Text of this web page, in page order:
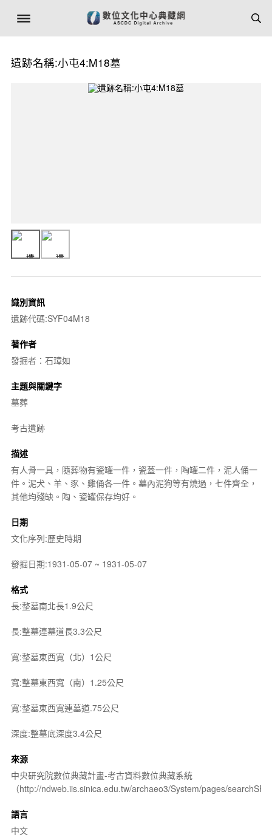
遺跡名稱:小屯4:M18墓
識別資訊
遺跡代碼:SYF04M18
著作者
發掘者：石璋如
主題與關鍵字
墓葬
考古遺跡
描述
有人骨一具，隨葬物有瓷罐一件，瓷蓋一件，陶罐二件，泥人俑一
件。泥犬、羊、豕、雞俑各一件。墓內泥狗等有燒過，七件齊全，
其他均殘缺。陶、瓷罐保存均好。
日期
文化序列:歷史時期
發掘日期:1931-05-07 ~ 1931-05-07
格式
長:整墓南北長1.9公尺
長:整墓連墓道長3.3公尺
寬:整墓東西寬（北）1公尺
寬:整墓東西寬（南）1.25公尺
寬:整墓東西寬連墓道.75公尺
深度:整墓底深度3.4公尺
來源
中央研究院數位典藏計畫-考古資料數位典藏系統
（http://ndweb.iis.sinica.edu.tw/archaeo3/System/pages/
語言
中文